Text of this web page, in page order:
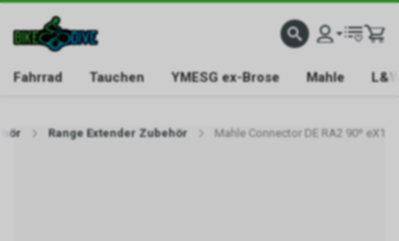
Fahrrad Tauchen YMESG ex-Brose Mahle
Range Extender Zubehör Mahle Connector DE RA2 90º eX1